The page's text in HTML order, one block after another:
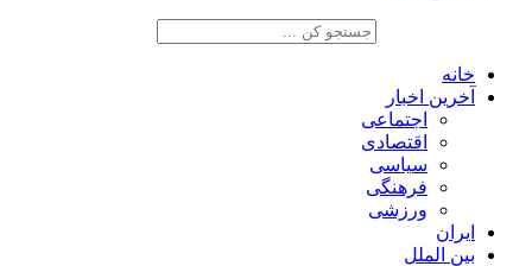
خانه
آخرین اخبار
اجتماعی
اقتصادی
سیاسی
فرهنگی
ورزشی
ایران
بین الملل